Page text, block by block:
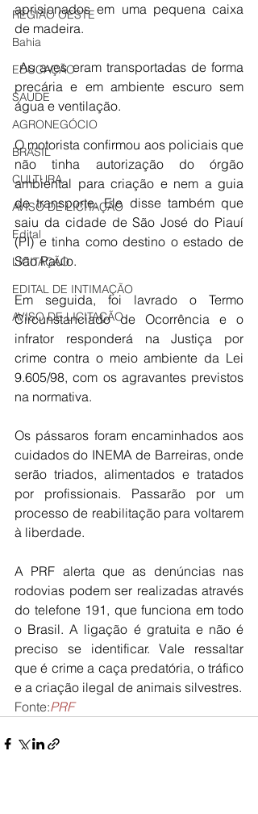
REGIÃO OESTE
Bahia
EDUCAÇÃO
SAÚDE
AGRONEGÓCIO
BRASIL
CULTURA
AVISO DE LICITAÇÃO
Edital
LICITAÇÃO
EDITAL DE INTIMAÇÃO
AVISO DE LICITAÇÃO
aprisionados em uma pequena caixa
de madeira.
As aves eram transportadas de forma
precária e em ambiente escuro sem
água e ventilação.
O motorista confirmou aos policiais que
não tinha autorização do órgão
ambiental para criação e nem a guia
de transporte. Ele disse também que
saiu da cidade de São José do Piauí
(PI) e tinha como destino o estado de
São Paulo.
Em seguida, foi lavrado o Termo
Circunstanciado de Ocorrência e o
infrator responderá na Justiça por
crime contra o meio ambiente da Lei
9.605/98, com os agravantes previstos
na normativa.
Os pássaros foram encaminhados aos
cuidados do INEMA de Barreiras, onde
serão triados, alimentados e tratados
por profissionais. Passarão por um
processo de reabilitação para voltarem
à liberdade.
A PRF alerta que as denúncias nas
rodovias podem ser realizadas através
do telefone 191, que funciona em todo
o Brasil. A ligação é gratuita e não é
preciso se identificar. Vale ressaltar
que é crime a caça predatória, o tráfico
e a criação ilegal de animais silvestres.
Fonte:PRF